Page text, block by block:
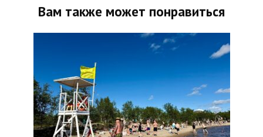
Вам также может понравиться